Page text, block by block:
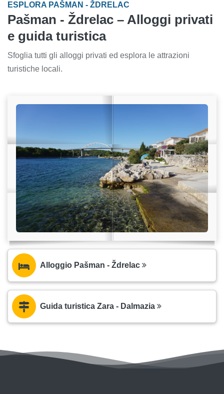
ESPLORA PAŠMAN - ŽDRELAC
Pašman - Ždrelac – Alloggi privati
e guida turistica
Sfoglia tutti gli alloggi privati ed esplora le attrazioni
turistiche locali.
Alloggio Pašman - Ždrelac
Guida turistica Zara - Dalmazia